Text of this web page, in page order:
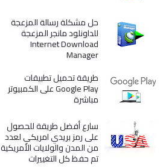
حل مشكلة رسالة المزعجة
للداونلود مانجر المزعجة
Internet Download
Manager
طريقة تحميل تطبيقات
Google Play على الكمبيوتر
مباشرة
سارع أفضل طريقة للحصول
على رمز بريدي امريكي لعدد
من المدن والولايات الأمريكية
تم حفظ كل التغييرات